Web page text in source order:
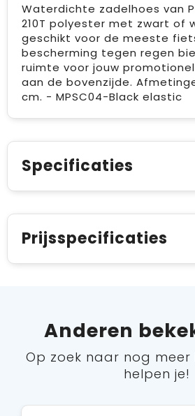
Waterdichte zadelhoes van
210T polyester met zwart of
geschikt voor de meeste
bescherming tegen regen
ruimte voor jouw
aan de bovenzijde.
cm. - MPSC04-Black elastic
Specificaties
Prijsspecificaties
Anderen
Op zoek naar nog meer
helpen je!